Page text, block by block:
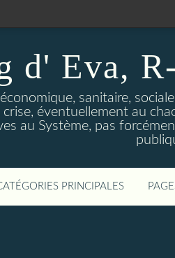
d' Eva,
sanitaire,
éventuellement au
au Système, pas
PRINCIPALES